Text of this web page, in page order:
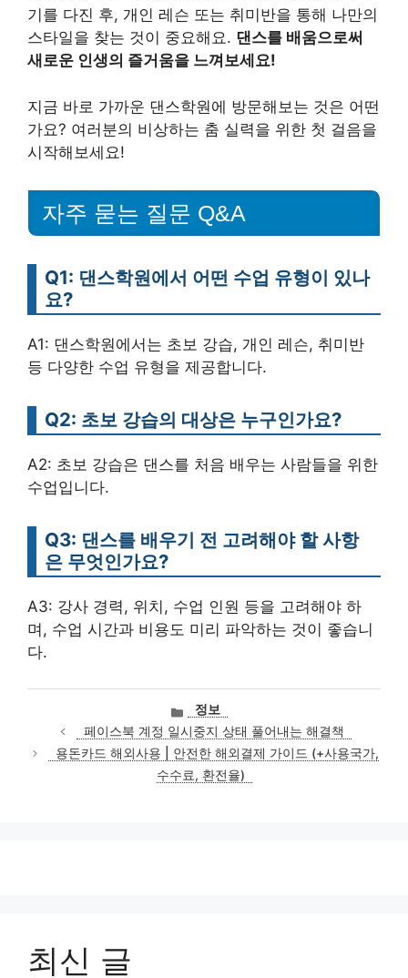
기를 다진 후, 개인 레슨 또는 취미반을 통해 나만의
스타일을 찾는 것이 중요해요. 댄스를 배움으로써
새로운 인생의 즐거움을 느껴보세요!
지금 바로 가까운 댄스학원에 방문해보는 것은 어떤
가요? 여러분의 비상하는 춤 실력을 위한 첫 걸음을
시작해보세요!
자주 묻는 질문 Q&A
Q1: 댄스학원에서 어떤 수업 유형이 있나
요?
A1: 댄스학원에서는 초보 강습, 개인 레슨, 취미반
등 다양한 수업 유형을 제공합니다.
Q2: 초보 강습의 대상은 누구인가요?
A2: 초보 강습은 댄스를 처음 배우는 사람들을 위한
수업입니다.
Q3: 댄스를 배우기 전 고려해야 할 사항
은 무엇인가요?
A3: 강사 경력, 위치, 수업 인원 등을 고려해야 하
며, 수업 시간과 비용도 미리 파악하는 것이 좋습니
다.
카
테
고
리
정보
페이스북 계정 일시중지 상태 풀어내는 해결책
용돈카드 해외사용 | 안전한 해외결제 가이드 (+사용국가,
수수료, 환전율)
최신 글